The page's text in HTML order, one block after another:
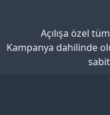
Açılışa özel
Kampanya dahilinde